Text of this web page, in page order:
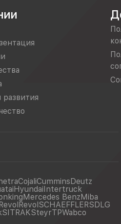
развития
CojaliCumminsDeutz
HyundaiIntertruck
Mercedes BenzMiba
RevolSCHAEFFLERSDLG
SITRAKSteyrTPWabco